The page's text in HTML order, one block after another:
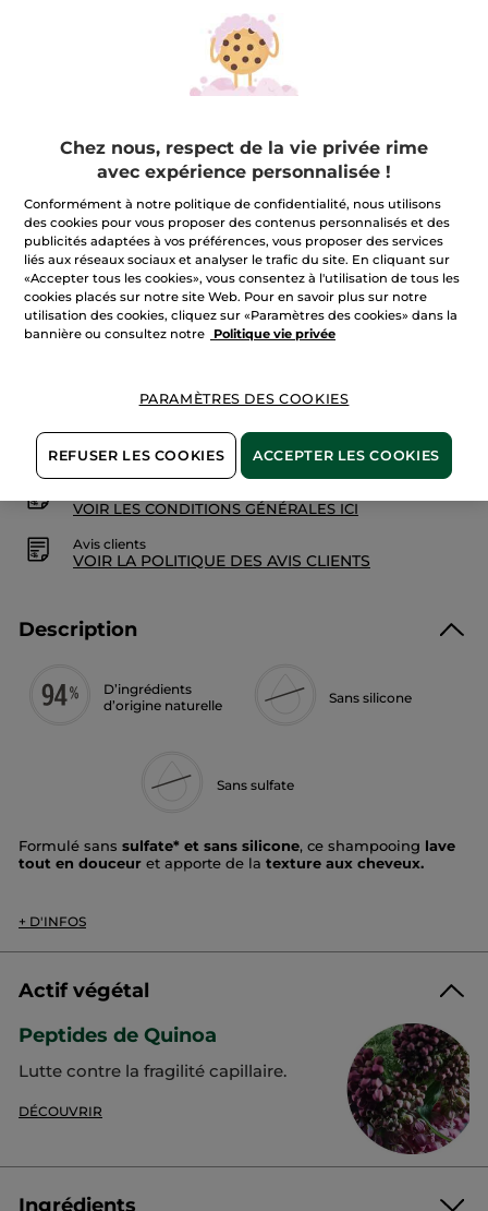
Shampooing Texturisant
Une chevelure avec plus de volume, dès la racine
300 ml
4.6
sur
étoiles.
Lire
les
avis
Texturisant
5,99 €
Quantité
AJOUTER AU PANIER
Paiement sécurisé
Satisfait ou remboursé
VOIR LES CONDITIONS GÉNÉRALES ICI
Avis clients
VOIR LA POLITIQUE DES AVIS CLIENTS
Description
D’ingrédients
d’origine naturelle
Sans silicone
Sans sulfate
Formulé sans sulfate* et sans silicone, ce shampooing lave
tout en douceur et apporte de la texture aux cheveux.
racine.
La chevelure est comme
Texture :gel transparent
Bénéfices :lave et redonne de la matière
DÈS 3 UTILISATIONS**
85%
mes cheveux sont tonifiés***
+ D'INFOS
Actif végétal
Peptides de Quinoa
Lutte contre la fragilité capillaire.
DÉCOUVRIR
Ingrédients
Chez nous, respect de la vie privée rime
avec expérience personnalisée !
Conformément à notre politique de confidentialité, nous utilisons
des cookies pour vous proposer des contenus personnalisés et des
publicités adaptées à vos préférences, vous proposer des services
liés aux réseaux sociaux et analyser le trafic du site. En cliquant sur
«Accepter tous les cookies», vous consentez à l'utilisation de tous les
cookies placés sur notre site Web. Pour en savoir plus sur notre
utilisation des cookies, cliquez sur «Paramètres des cookies» dans la
bannière ou consultez notre
Politique vie privée
PARAMÈTRES DES COOKIES
REFUSER LES COOKIES ACCEPTER LES COOKIES